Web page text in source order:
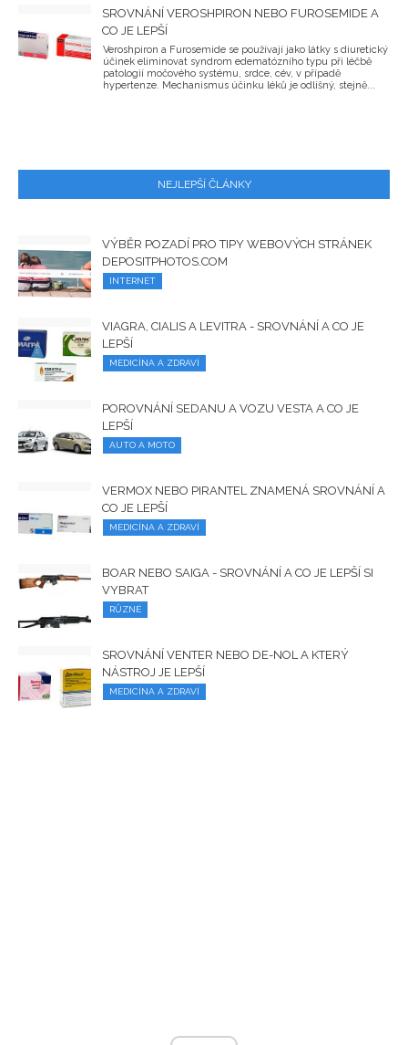
SROVNÁNÍ VEROSHPIRON NEBO FUROSEMIDE A
CO JE LEPŠÍ
Veroshpiron a Furosemide se používají jako látky s diuretický
účinek eliminovat syndrom edematózního typu při léčbě
patologií močového systému, srdce, cév, v případě
hypertenze. Mechanismus účinku léků je odlišný, stejně...
NEJLEPŠÍ ČLÁNKY
VÝBĚR POZADÍ PRO TIPY WEBOVÝCH STRÁNEK
DEPOSITPHOTOS.COM
INTERNET
VIAGRA, CIALIS A LEVITRA - SROVNÁNÍ A CO JE
LEPŠÍ
MEDICÍNA A ZDRAVÍ
POROVNÁNÍ SEDANU A VOZU VESTA A CO JE
LEPŠÍ
AUTO A MOTO
VERMOX NEBO PIRANTEL ZNAMENÁ SROVNÁNÍ A
CO JE LEPŠÍ
MEDICÍNA A ZDRAVÍ
BOAR NEBO SAIGA - SROVNÁNÍ A CO JE LEPŠÍ SI
VYBRAT
RŮZNÉ
SROVNÁNÍ VENTER NEBO DE-NOL A KTERÝ
NÁSTROJ JE LEPŠÍ
MEDICÍNA A ZDRAVÍ